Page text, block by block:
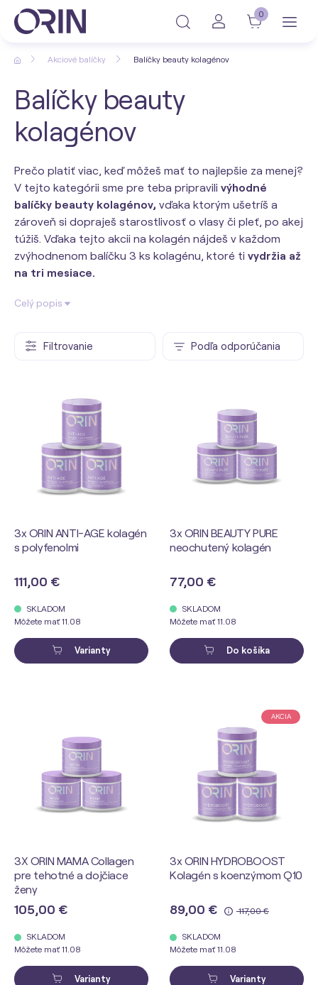
0
Akciové balíčky Balíčky beauty kolagénov
Balíčky beauty
kolagénov
Prečo platiť viac, keď môžeš mať to najlepšie za menej?
V tejto kategórii sme pre teba pripravili výhodné
balíčky beauty kolagénov, vďaka ktorým ušetríš a
zároveň si dopraješ starostlivosť o vlasy či pleť, po akej
túžiš. Vďaka tejto akcii na kolagén nájdeš v každom
zvýhodnenom balíčku 3 ks kolagénu, ktoré ti vydržia až
na tri mesiace.
Celý popis
Filtrovanie Podľa odporúčania
3x ORIN ANTI-AGE kolagén
s polyfenolmi
111,00 €
SKLADOM
Môžete mať 11.08
Varianty
3x ORIN BEAUTY PURE
neochutený kolagén
77,00 €
SKLADOM
Môžete mať 11.08
Do košíka
3X ORIN MAMA Collagen
pre tehotné a dojčiace
ženy
105,00 €
SKLADOM
Môžete mať 11.08
Varianty
AKCIA
3x ORIN HYDROBOOST
Kolagén s koenzýmom Q10
89,00 € 117,00 €
SKLADOM
Môžete mať 11.08
Varianty